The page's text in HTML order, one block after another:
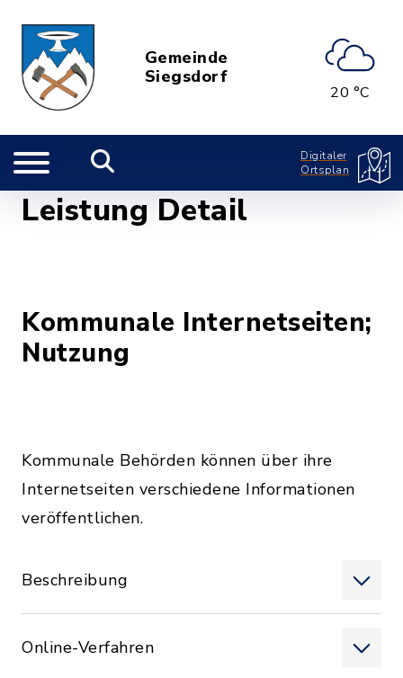
Gemeinde
Siegsdorf
20 °C
Digitaler
Ortsplan
Leistung Detail
Kommunale Internetseiten;
Nutzung
Kommunale Behörden können über ihre
Internetseiten verschiedene Informationen
veröffentlichen.
Beschreibung
Online-Verfahren